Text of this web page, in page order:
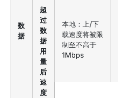
数
据
超
过
数
据
用
量
后
速
度
本地：上/下
载速度将被限
制至不高于
1Mbps